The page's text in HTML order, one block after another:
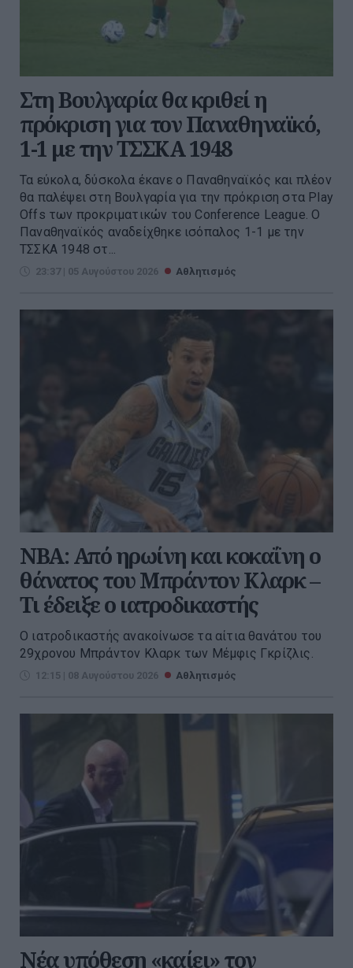
Στη Βουλγαρία θα κριθεί η
πρόκριση για τον Παναθηναϊκό,
1-1 με την ΤΣΣΚΑ 1948
Τα εύκολα, δύσκολα έκανε ο Παναθηναϊκός και πλέον
θα παλέψει στη Βουλγαρία για την πρόκριση στα Play
Offs των προκριματικών του Conference League. O
Παναθηναϊκός αναδείχθηκε ισόπαλος 1-1 με την
ΤΣΣΚΑ 1948 στ...
23:37 | 05 Αυγούστου 2026 Αθλητισμός
NBA: Από ηρωίνη και κοκαΐνη ο
θάνατος του Μπράντον Κλαρκ –
Τι έδειξε ο ιατροδικαστής
Ο ιατροδικαστής ανακοίνωσε τα αίτια θανάτου του
29χρονου Μπράντον Κλαρκ των Μέμφις Γκρίζλις.
12:15 | 08 Αυγούστου 2026 Αθλητισμός
Νέα υπόθεση «καίει» τον